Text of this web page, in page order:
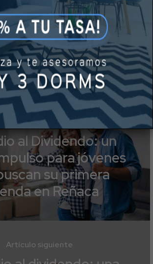
segura a largo plazo.
Artículo anterior
al Dividendo: un
para jóvenes
su primera
en Reñaca
Artículo siguiente